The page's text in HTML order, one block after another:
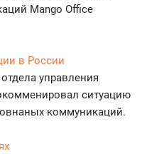
Mango Office
в России
управления
ситуацию
коммуникаций.